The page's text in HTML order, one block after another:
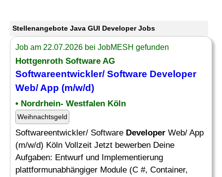
Stellenangebote Java GUI Developer Jobs
Job am 22.07.2026 bei JobMESH gefunden
Hottgenroth Software AG
Softwareentwickler/ Software Developer
Web/ App (m/w/d)
• Nordrhein- Westfalen Köln
Weihnachtsgeld
Softwareentwickler/ Software Developer Web/ App
(m/w/d) Köln Vollzeit Jetzt bewerben Deine
Aufgaben: Entwurf und Implementierung
plattformunabhängiger Module (C #, Container,